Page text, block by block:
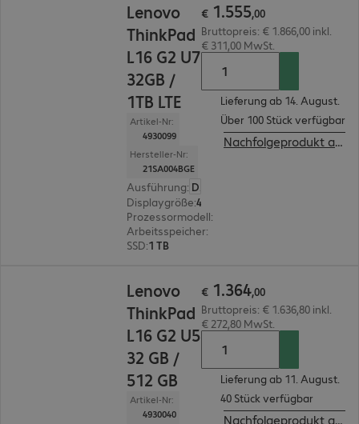
Lenovo
ThinkPad
L16 G2 U7
32GB /
1TB LTE
Artikel-Nr:
4930099
Hersteller-Nr:
21SA004BGE
Ausführung:
Displaygröße:
Prozessormodell:
Arbeitsspeicher:
SSD:1 TB
€ 1.555,00
Bruttopreis: € 1.866,00 inkl.
€ 311,00 MwSt.
Lieferung ab 14. August.
Über 100 Stück verfügbar
Nachfolgeprodukt ansehen
Lenovo
ThinkPad
L16 G2 U5
32 GB /
512 GB
Artikel-Nr:
4930040
€ 1.364,00
Bruttopreis: € 1.636,80 inkl.
€ 272,80 MwSt.
Lieferung ab 11. August.
40 Stück verfügbar
Nachfolgeprodukt ansehen